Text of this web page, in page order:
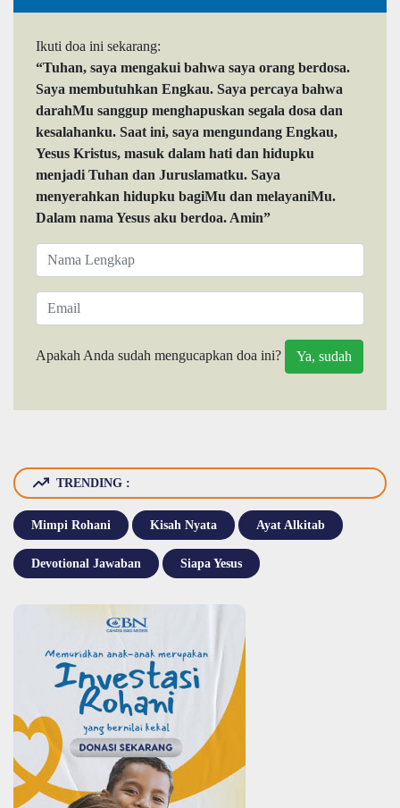
Ikuti doa ini sekarang:
“Tuhan, saya mengakui bahwa saya orang berdosa.
Saya membutuhkan Engkau. Saya percaya bahwa
darahMu sanggup menghapuskan segala dosa dan
kesalahanku. Saat ini, saya mengundang Engkau,
Yesus Kristus, masuk dalam hati dan hidupku
menjadi Tuhan dan Juruslamatku. Saya
menyerahkan hidupku bagiMu dan melayaniMu.
Dalam nama Yesus aku berdoa. Amin”
Apakah Anda sudah mengucapkan doa ini?
TRENDING :
Mimpi Rohani Kisah Nyata Ayat Alkitab
Devotional Jawaban Siapa Yesus